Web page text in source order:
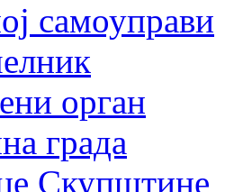
самоуправи
орган
града
Скупштине